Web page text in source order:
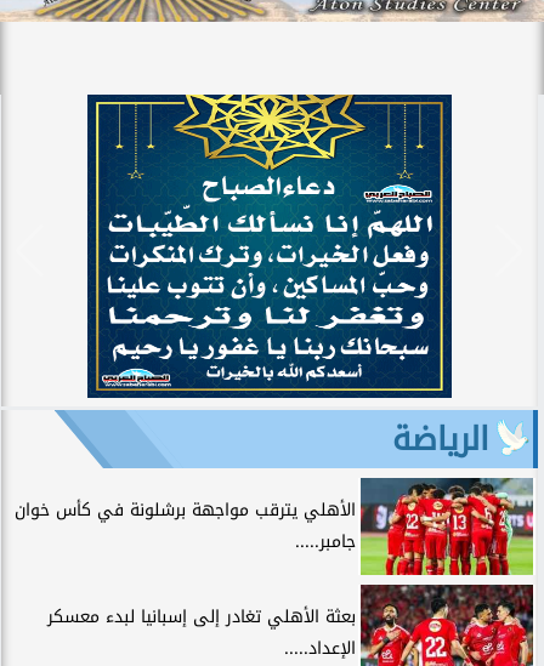
الرياضة
الأهلي يترقب مواجهة برشلونة في كأس خوان
جامبر.....
بعثة الأهلي تغادر إلى إسبانيا لبدء معسكر
الإعداد.....